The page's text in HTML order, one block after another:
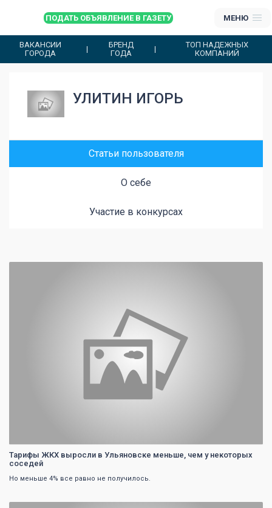
ПОДАТЬ ОБЪЯВЛЕНИЕ В ГАЗЕТУ МЕНЮ
ВАКАНСИИ
ГОРОДА
БРЕНД
ГОДА
ТОП НАДЕЖНЫХ
КОМПАНИЙ
УЛИТИН ИГОРЬ
Статьи пользователя
О себе
Участие в конкурсах
Тарифы ЖКХ выросли в Ульяновске меньше, чем у некоторых
соседей
Но меньше 4% все равно не получилось.